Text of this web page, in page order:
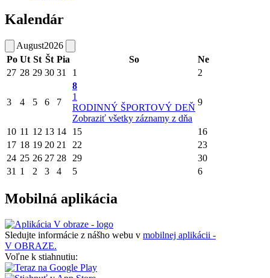
Kalendár
August2026
Po Ut St Št Pia So
Ne
27 28 29 30 31 1 2
3 4 5 6 7
8
1
RODINNÝ ŠPORTOVÝ DEŇ
Zobraziť všetky záznamy z dňa
9
10 11 12 13 14 15
16
17 18 19 20 21 22
23
24 25 26 27 28 29
30
31 1 2 3 4 5 6
Mobilná aplikácia
Sledujte informácie z nášho webu v mobilnej aplikácii -
V OBRAZE.
Voľne k stiahnutiu: